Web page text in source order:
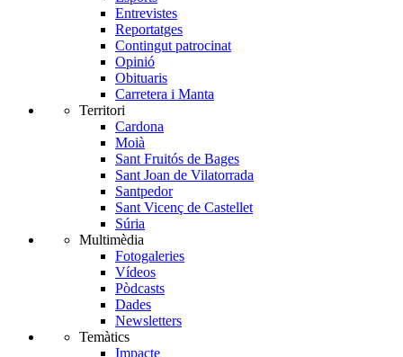
Entrevistes
Reportatges
Contingut patrocinat
Opinió
Obituaris
Carretera i Manta
Territori
Cardona
Moià
Sant Fruitós de Bages
Sant Joan de Vilatorrada
Santpedor
Sant Vicenç de Castellet
Súria
Multimèdia
Fotogaleries
Vídeos
Pòdcasts
Dades
Newsletters
Temàtics
Impacte